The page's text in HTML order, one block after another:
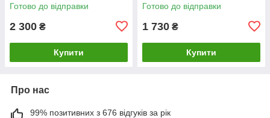
Готово до відправки
2 300 ₴
Купити
Готово до відправки
1 730 ₴
Купити
Про нас
99% позитивних з 676 відгуків за рік